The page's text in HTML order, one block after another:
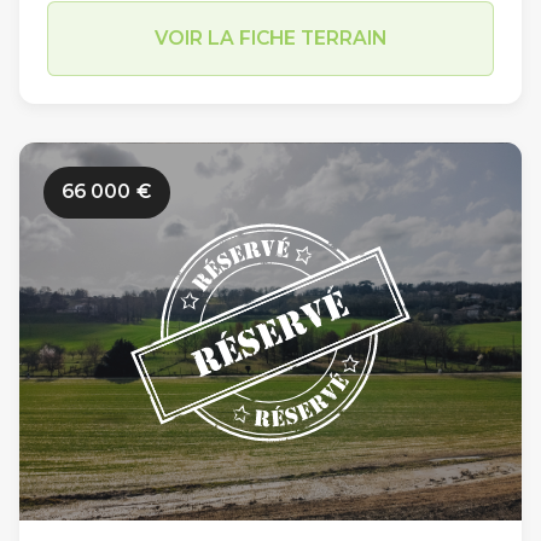
travaux de viabilisation des Jardins Romains 2
n’ont pas encore débuté. Limitrophe à la
commune du Passage et à proximité du
centre-ville d’Agen (en moins de 10 minutes en
voiture par le Pont de Pierre), sa situation
géographique est idéale sur l’agglomération
agenaise. Parmi ses autres atouts, sa proximité
immédiate avec le centre scolaire d’Estillac
(600m) et avec le collège Théophile de Viau
du Passage d’Agen (5km) en font un endroit
VOIR LA FICHE TERRAIN
66 000 €